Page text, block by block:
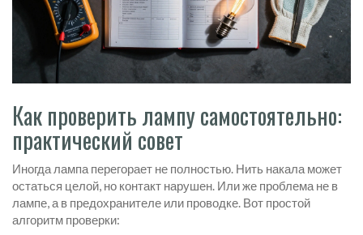
Как проверить лампу самостоятельно:
практический совет
Иногда лампа перегорает не полностью. Нить накала может
остаться целой, но контакт нарушен. Или же проблема не в
лампе, а в предохранителе или проводке. Вот простой
алгоритм проверки: